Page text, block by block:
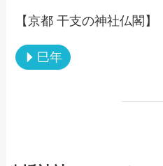
【京都 干支の神社仏閣】
巳年